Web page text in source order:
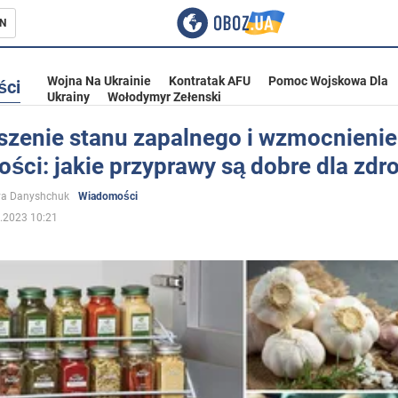
Ukrainie
Wojna Na Ukrainie Kontratak AFU
Pomoc Wojskowa Dla
Ukrainy
Wołodymyr Zełenski
stanu zapalnego i wzmocnienie
jakie przyprawy są dobre dla
Danyshchuk
Wiadomości
10:21